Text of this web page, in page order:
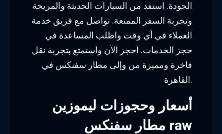
الجودة. استفد من السيارات الحديثة والمريحة
وتجربة السفر الممتعة. تواصل مع فريق خدمة
العملاء في أي وقت واطلب المساعدة في
حجز الخدمات. احجز الآن واستمتع بتجربة نقل
فاخرة ومميزة من وإلى مطار سفنكس في
القاهرة.
أسعار وحجوزات ليموزين
مطار سفنكس raw